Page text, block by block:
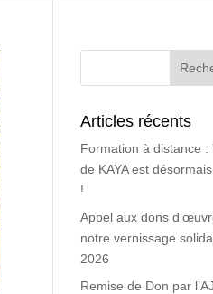
Articles récents
Formation à distance :
de KAYA est
!
Appel aux dons
notre vernissage
2026
Remise de Don par